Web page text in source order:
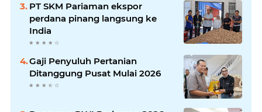
PT SKM Pariaman ekspor
perdana pinang langsung ke
India
Gaji Penyuluh Pertanian
Ditanggung Pusat Mulai 2026